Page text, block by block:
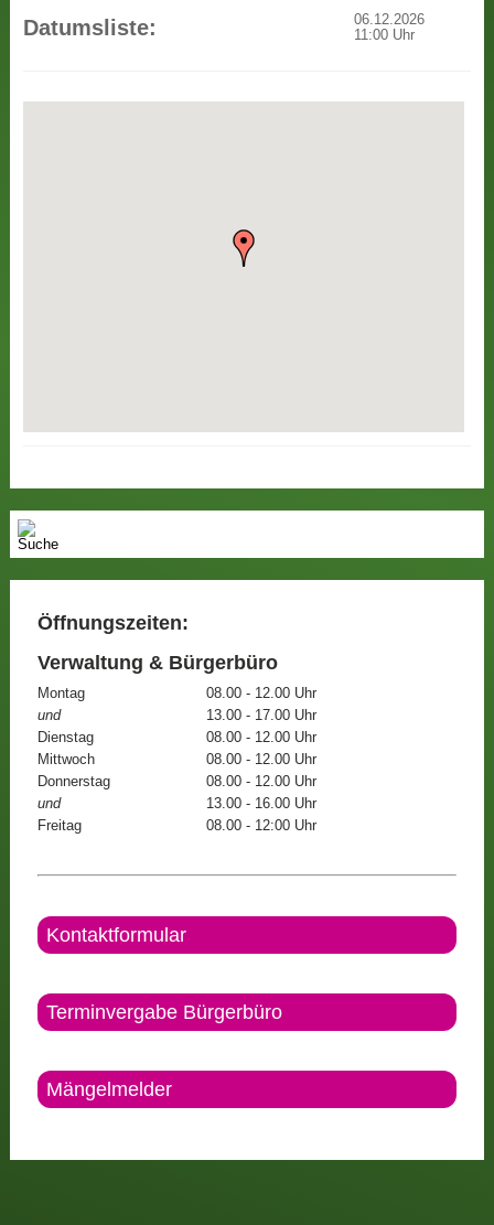
Datumsliste:
06.12.2026
11:00 Uhr
Öffnungszeiten:
Verwaltung & Bürgerbüro
Montag
08.00 - 12.00 Uhr
und
13.00 - 17.00 Uhr
Dienstag
08.00 - 12.00 Uhr
Mittwoch
08.00 - 12.00 Uhr
Donnerstag
08.00 - 12.00 Uhr
und
13.00 - 16.00 Uhr
Freitag
08.00 - 12:00 Uhr
Kontaktformular
Terminvergabe Bürgerbüro
Mängelmelder